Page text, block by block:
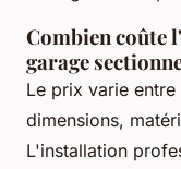
Combien coûte
garage
Le prix varie
dimensions,
L'installation